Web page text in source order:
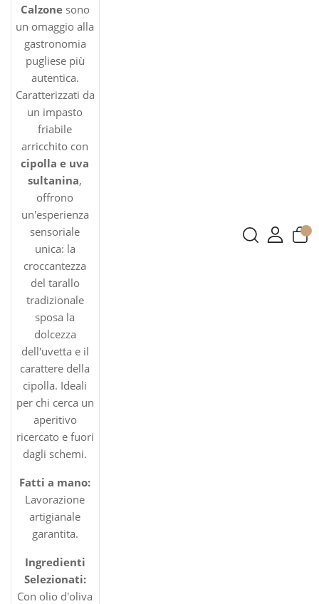
Calzonesono
un omaggio alla
gastronomia
pugliese più
autentica.
Caratterizzati da
un impasto
friabile
arricchito con
cipolla e uva
sultanina,
offrono
un'esperienza
sensoriale
unica: la
croccantezza
del tarallo
tradizionale
sposa la
dolcezza
dell'uvetta e il
carattere della
cipolla. Ideali
per chi cerca un
aperitivo
ricercato e fuori
dagli schemi.
Fatti a mano:
Lavorazione
artigianale
garantita.
Ingredienti
Selezionati:
Con olio d'oliva